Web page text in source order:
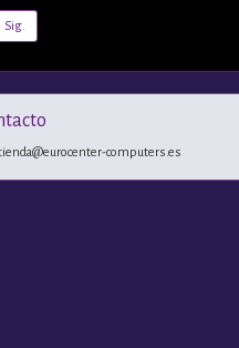
Sig.
computers.es